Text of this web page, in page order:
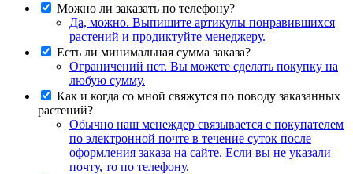
Можно ли заказать по телефону?
Да, можно. Выпишите артикулы понравившихся
растений и продиктуйте менеджеру.
Есть ли минимальная сумма заказа?
Ограничений нет. Вы можете сделать покупку на
любую сумму.
Как и когда со мной свяжутся по поводу заказанных
растений?
Обычно наш менеждер связывается с покупателем
по электронной почте в течение суток после
оформления заказа на сайте. Если вы не указали
почту, то по телефону.